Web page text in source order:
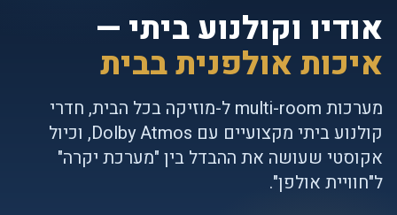
אודיו וקולנוע ביתי —
איכות אולפנית בבית
מערכות multi-room ל-מוזיקה בכל הבית, חדרי
קולנוע ביתי מקצועיים עם Dolby Atmos, וכיול
אקוסטי שעושה את ההבדל בין "מערכת יקרה"
ל"חוויית אולפן".